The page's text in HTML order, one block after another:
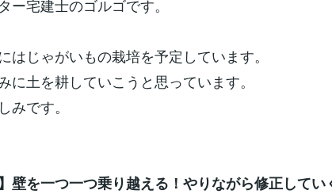
ー宅建士のゴルゴです。
はじゃがいもの栽培を予定しています。
に土を耕していこうと思っています。
みです。
】壁を一つ一つ乗り越える！やりながら修正して